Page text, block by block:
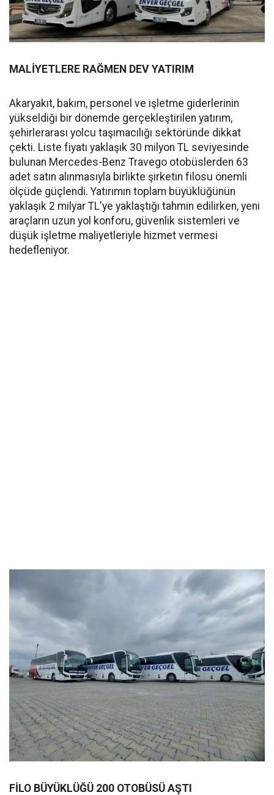
MALİYETLERE RAĞMEN DEV YATIRIM
Akaryakıt, bakım, personel ve işletme giderlerinin
yükseldiği bir dönemde gerçekleştirilen yatırım,
şehirlerarası yolcu taşımacılığı sektöründe dikkat
çekti. Liste fiyatı yaklaşık 30 milyon TL seviyesinde
bulunan Mercedes-Benz Travego otobüslerden 63
adet satın alınmasıyla birlikte şirketin filosu önemli
ölçüde güçlendi. Yatırımın toplam büyüklüğünün
yaklaşık 2 milyar TL'ye yaklaştığı tahmin edilirken, yeni
araçların uzun yol konforu, güvenlik sistemleri ve
düşük işletme maliyetleriyle hizmet vermesi
hedefleniyor.
FİLO BÜYÜKLÜĞÜ 200 OTOBÜSÜ AŞTI